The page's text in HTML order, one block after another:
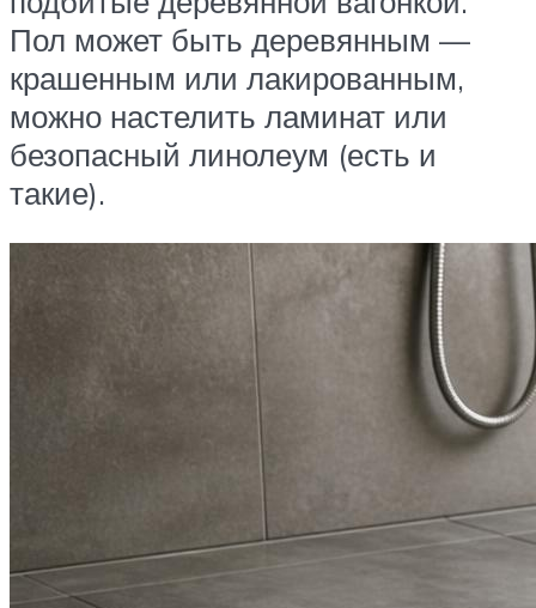
Пол может быть деревянным —
крашенным или лакированным,
можно настелить ламинат или
безопасный линолеум (есть и
такие).